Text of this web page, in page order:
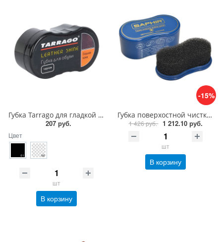
Губка Tarrago для гладкой кожи силикон1
207 руб.
Цвет
шт
В корзину
-15%
Губка поверхостной чистки замши, велюра Saphir Nettoyant cleaner
1 426 руб. 1 212.10 руб.
шт
В корзину